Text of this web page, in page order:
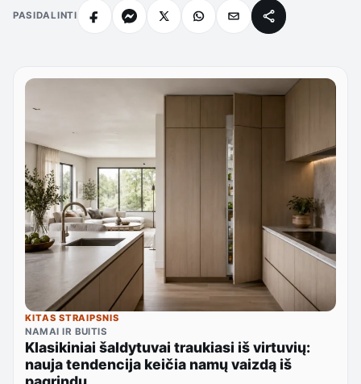
PASIDALINTI
KITAS STRAIPSNIS
NAMAI IR BUITIS
Klasikiniai šaldytuvai traukiasi iš virtuvių:
nauja tendencija keičia namų vaizdą iš